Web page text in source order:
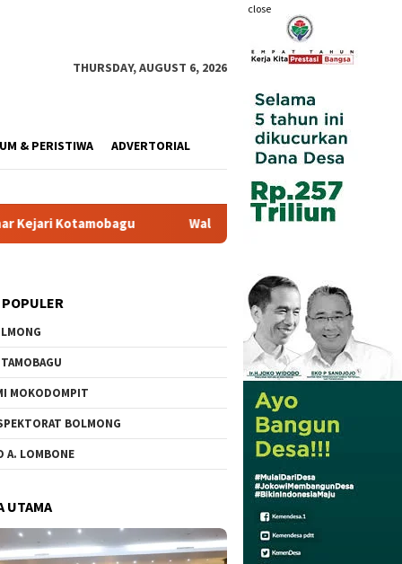
close
THURSDAY, AUGUST 6, 2026
& PERISTIWA ADVERTORIAL
Wali Kota Resmi Buka Pemusatan Diklat Paskibraka di
MOKODOMPIT
BOLMONG
A. LOMBONE
UTAMA